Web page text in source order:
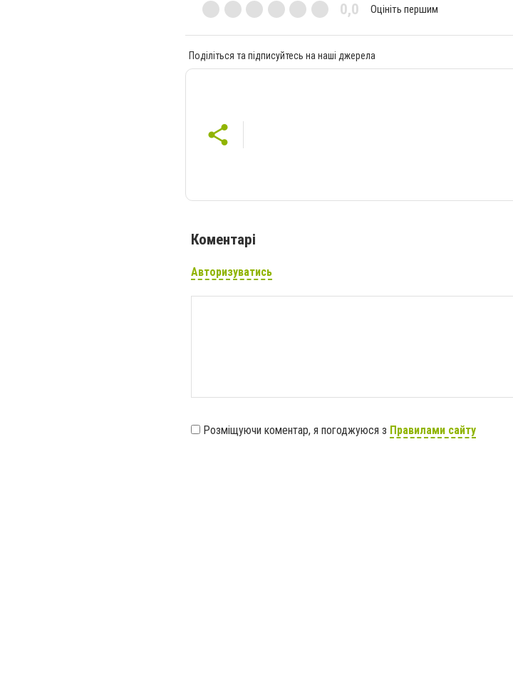
0,0 Оцініть першим
Поділіться та підписуйтесь на наші джерела
Коментарі
Авторизуватись
Розміщуючи коментар, я погоджуюся з Правилами сайту